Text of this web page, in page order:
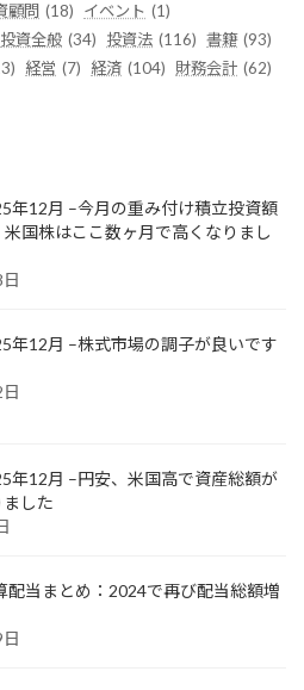
顧問 (18) イベント (1)
投資全般 (34) 投資法 (116) 書籍 (93)
経営 (7) 経済 (104) 財務会計 (62)
年12月 –今月の重み付け積立投資額
米国株はここ数ヶ月で高くなりまし
年12月 –株式市場の調子が良いです
年12月 –円安、米国高で資産総額が
した
配当まとめ：2024で再び配当総額増